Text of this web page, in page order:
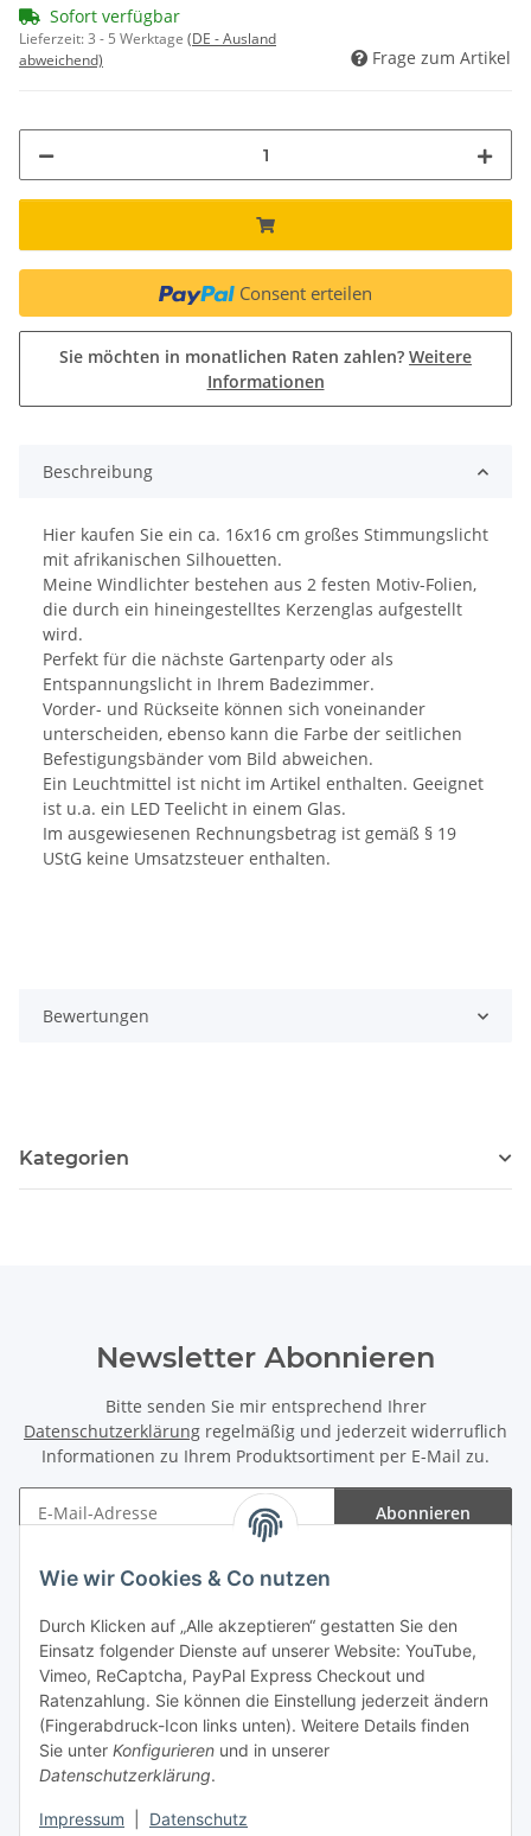
Wie wir Cookies & Co nutzen
Durch Klicken auf „Alle akzeptieren“ gestatten Sie den
Einsatz folgender Dienste auf unserer Website: YouTube,
Vimeo, ReCaptcha, PayPal Express Checkout und
Ratenzahlung. Sie können die Einstellung jederzeit ändern
(Fingerabdruck-Icon links unten). Weitere Details finden
Sie unter Konfigurieren und in unserer
Datenschutzerklärung.
Impressum Datenschutz
Sofort verfügbar
Lieferzeit:3 - 5 Werktage (DE - Ausland
abweichend)
Frage zum Artikel
Consent erteilen
Sie möchten in monatlichen Raten zahlen? Weitere
Informationen
Beschreibung
Hier kaufen Sie ein ca. 16x16 cm großes Stimmungslicht
mit afrikanischen Silhouetten.
Meine Windlichter bestehen aus 2 festen Motiv-Folien,
die durch ein hineingestelltes Kerzenglas aufgestellt
wird.
Perfekt für die nächste Gartenparty oder als
Entspannungslicht in Ihrem Badezimmer.
Vorder- und Rückseite können sich voneinander
unterscheiden, ebenso kann die Farbe der seitlichen
Befestigungsbänder vom Bild abweichen.
Ein Leuchtmittel ist nicht im Artikel enthalten. Geeignet
ist u.a. ein LED Teelicht in einem Glas.
Im ausgewiesenen Rechnungsbetrag ist gemäß § 19
UStG keine Umsatzsteuer enthalten.
Bewertungen
Kategorien
Newsletter Abonnieren
Bitte senden Sie mir entsprechend Ihrer
Datenschutzerklärung regelmäßig und jederzeit widerruflich
Informationen zu Ihrem Produktsortiment per E-Mail zu.
Abonnieren
Gesetzliche Informationen
Vertrag widerrufen